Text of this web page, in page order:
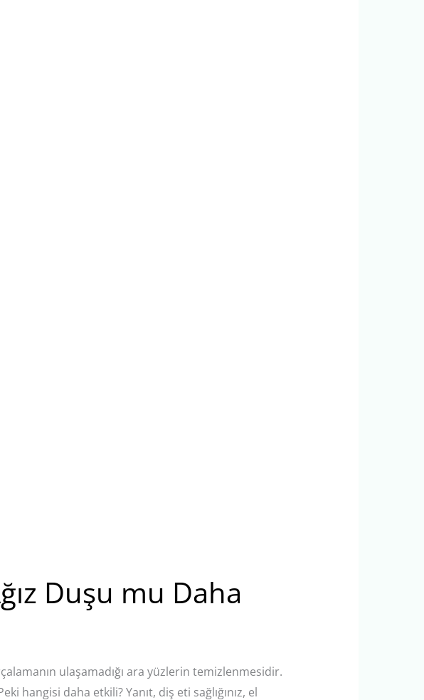
Duşu mu Daha
ulaşamadığı ara yüzlerin temizlenmesidir.
hangisi daha etkili? Yanıt, diş eti sağlığınız, el